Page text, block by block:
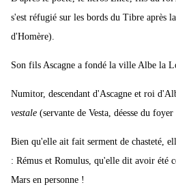
s'est réfugié sur les bords du Tibre après
d'Homère).
Son fils Ascagne a fondé la ville Albe la
Numitor, descendant d'Ascagne et roi
vestale (servante de Vesta, déesse du
Bien qu'elle ait fait serment de chasteté,
: Rémus et Romulus, qu'elle dit avoir été
Mars en personne !